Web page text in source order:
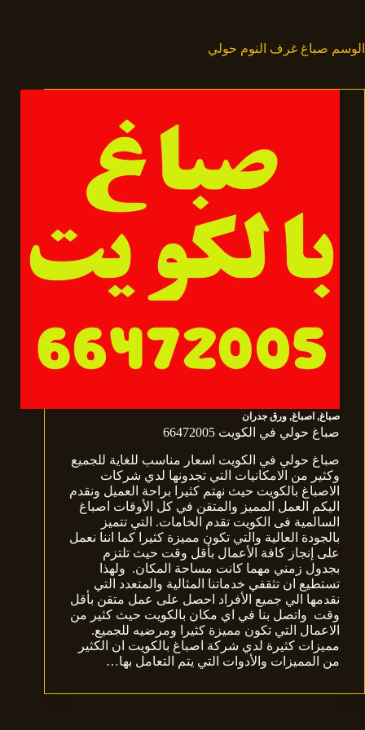
الوسم صباغ غرف النوم حولي
صباغ, اصباغ, ورق جدران
صباغ حولي في الكويت 66472005
صباغ حولي في الكويت اسعار مناسب للغاية للجميع
وكثير من الامكانيات التي تجدونها لدي شركات
الاصباغ بالكويت حيث نهتم كثيرا براحة العميل ونقدم
اليكم العمل المميز والمتقن في كل الأوقات اصباغ
السالمية فى الكويت تقدم الخامات. التي تتميز
بالجودة العالية والتي تكون مميزة كثيرا كما اننا نعمل
على إنجاز كافة الأعمال بأقل وقت حيث تلتزم
بجدول زمني مهما كانت مساحة المكان. ولهذا
تستطيع ان تثقفي خدماتنا المثالية والمتعدد التي
نقدمها الي جميع الأفراد احصل على عمل متقن بأقل
وقت واتصل بنا في اي مكان بالكويت حيث كثير من
الاعمال التي تكون مميزة كثيرا ومرضيه للجميع.
مميزات كثيرة لدي شركة اصباغ بالكويت ان الكثير
من المميزات والأدوات التي يتم التعامل بها…